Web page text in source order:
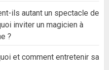
ils autant un spectacle de
inviter un magicien à
?
et comment entretenir sa